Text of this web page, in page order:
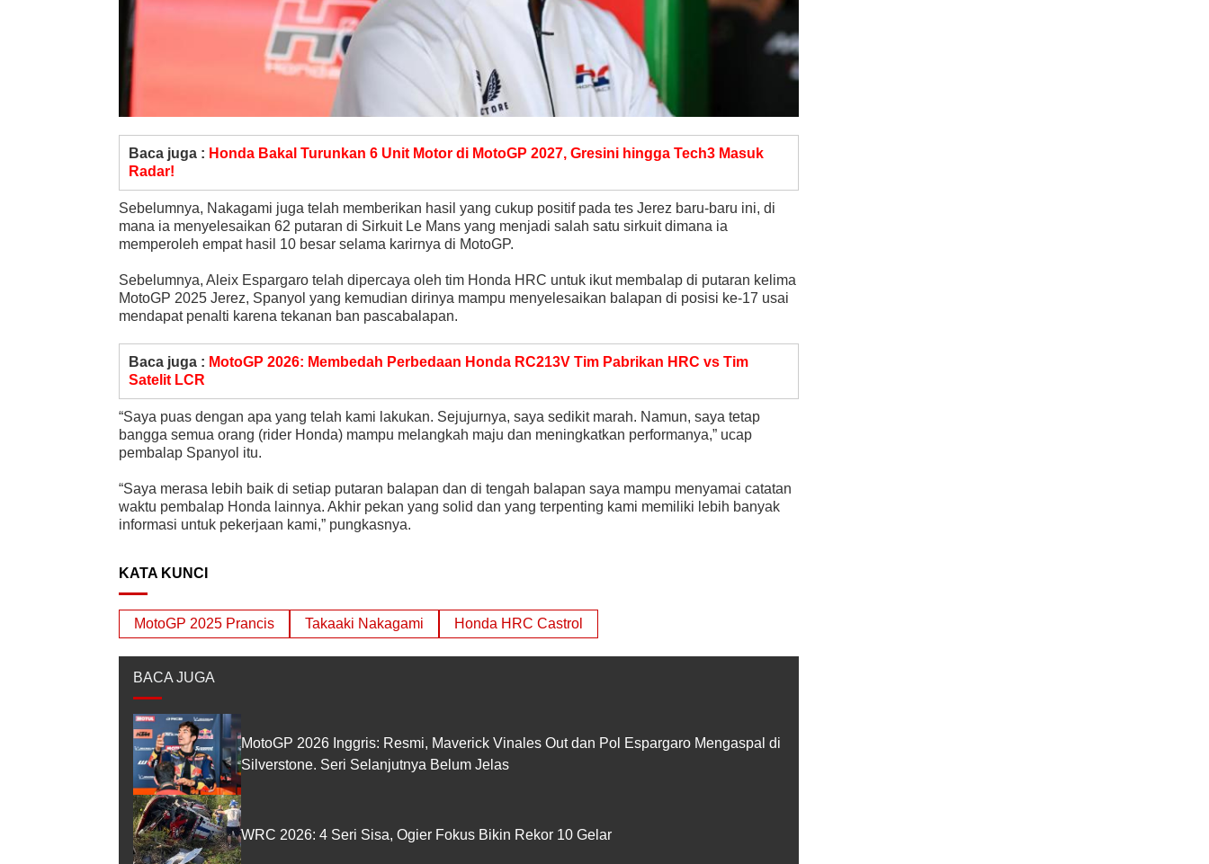
Baca juga : Honda Bakal Turunkan 6 Unit Motor di MotoGP 2027, Gresini hingga Tech3 Masuk
Radar!
Sebelumnya, Nakagami juga telah memberikan hasil yang cukup positif pada tes Jerez baru-baru ini, di
mana ia menyelesaikan 62 putaran di Sirkuit Le Mans yang menjadi salah satu sirkuit dimana ia
memperoleh empat hasil 10 besar selama karirnya di MotoGP.
Sebelumnya, Aleix Espargaro telah dipercaya oleh tim Honda HRC untuk ikut membalap di putaran kelima
MotoGP 2025 Jerez, Spanyol yang kemudian dirinya mampu menyelesaikan balapan di posisi ke-17 usai
mendapat penalti karena tekanan ban pascabalapan.
Baca juga : MotoGP 2026: Membedah Perbedaan Honda RC213V Tim Pabrikan HRC vs Tim
Satelit LCR
“Saya puas dengan apa yang telah kami lakukan. Sejujurnya, saya sedikit marah. Namun, saya tetap
bangga semua orang (rider Honda) mampu melangkah maju dan meningkatkan performanya,” ucap
pembalap Spanyol itu.
“Saya merasa lebih baik di setiap putaran balapan dan di tengah balapan saya mampu menyamai catatan
waktu pembalap Honda lainnya. Akhir pekan yang solid dan yang terpenting kami memiliki lebih banyak
informasi untuk pekerjaan kami,” pungkasnya.
KATA KUNCI
MotoGP 2025 Prancis Takaaki Nakagami Honda HRC Castrol
BACA JUGA
MotoGP 2026 Inggris: Resmi, Maverick Vinales Out dan Pol Espargaro Mengaspal di
Silverstone. Seri Selanjutnya Belum Jelas
WRC 2026: 4 Seri Sisa, Ogier Fokus Bikin Rekor 10 Gelar